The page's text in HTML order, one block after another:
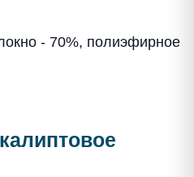
- 70%, полиэфирное